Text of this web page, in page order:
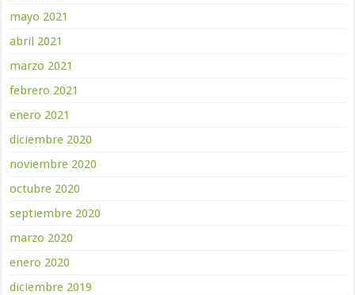
mayo 2021
abril 2021
marzo 2021
febrero 2021
enero 2021
diciembre 2020
noviembre 2020
octubre 2020
septiembre 2020
marzo 2020
enero 2020
diciembre 2019